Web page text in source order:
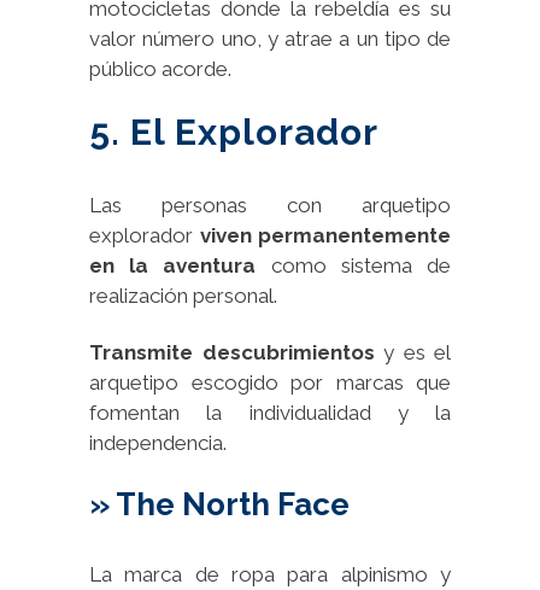
motocicletas donde la rebeldía es su
valor número uno, y atrae a un tipo de
público acorde.
5. El Explorador
Las personas con arquetipo
explorador viven permanentemente
en la aventura como sistema de
realización personal.
Transmite descubrimientos y es el
arquetipo escogido por marcas que
fomentan la individualidad y la
independencia.
» The North Face
La marca de ropa para alpinismo y